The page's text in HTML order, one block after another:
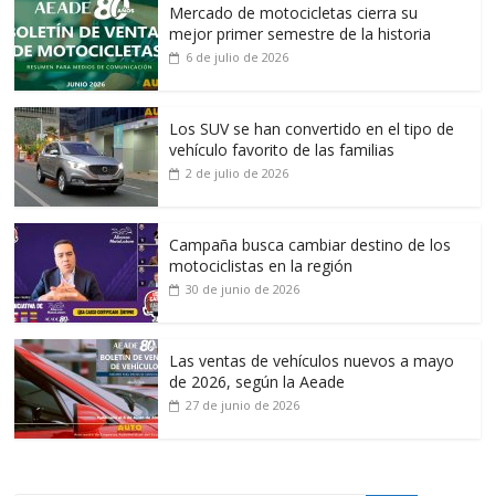
Mercado de motocicletas cierra su
mejor primer semestre de la historia
6 de julio de 2026
Los SUV se han convertido en el tipo de
vehículo favorito de las familias
2 de julio de 2026
Campaña busca cambiar destino de los
motociclistas en la región
30 de junio de 2026
Las ventas de vehículos nuevos a mayo
de 2026, según la Aeade
27 de junio de 2026